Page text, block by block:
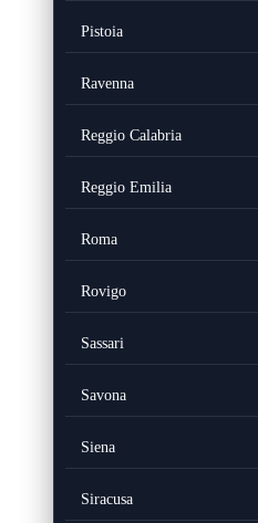
Pistoia
Ravenna
Reggio Calabria
Reggio Emilia
Roma
Rovigo
Sassari
Savona
Siena
Siracusa